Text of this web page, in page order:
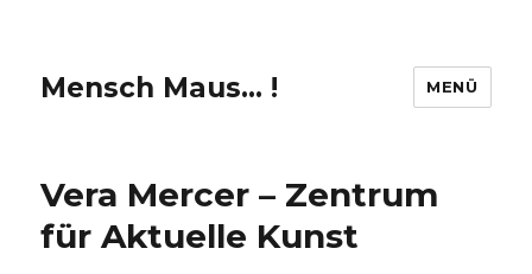
Mensch Maus… ! MENÜ
Vera Mercer – Zentrum
für Aktuelle Kunst